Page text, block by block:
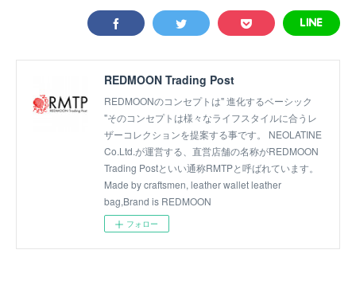
REDMOON Trading Post
REDMOONのコンセプトは" 進化するベーシック
"そのコンセプトは様々なライフスタイルに合うレ
ザーコレクションを提案する事です。 NEOLATINE
Co.Ltd.が運営する、直営店舗の名称がREDMOON
Trading Postといい通称RMTPと呼ばれています。
Made by craftsmen, leather wallet leather
bag,Brand is REDMOON
フォロー